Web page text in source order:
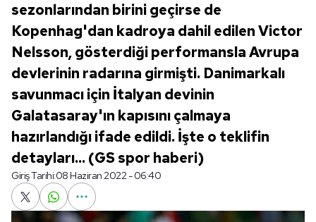
sezonlarından birini geçirse de
Kopenhag'dan kadroya dahil edilen Victor
Nelsson, gösterdiği performansla Avrupa
devlerinin radarına girmişti. Danimarkalı
savunmacı için İtalyan devinin
Galatasaray'ın kapısını çalmaya
hazırlandığı ifade edildi. İşte o teklifin
detayları... (GS spor haberi)
Giriş Tarihi:08 Haziran 2022 - 06:40